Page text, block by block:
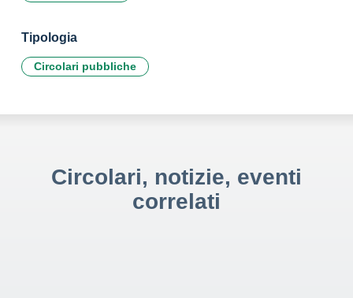
Tipologia
Circolari pubbliche
Circolari, notizie, eventi
correlati